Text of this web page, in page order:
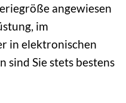
angewiesen
im
in elektronischen
sind Sie stets bestens